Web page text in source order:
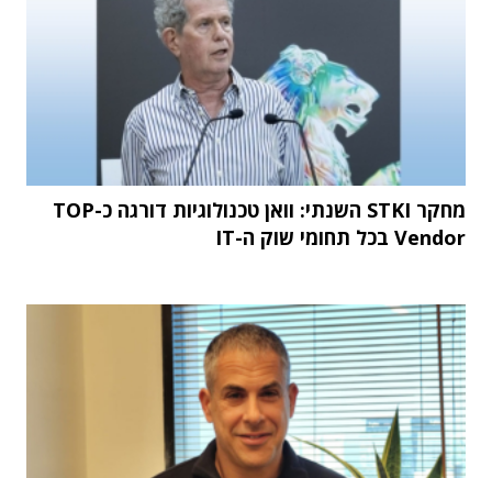
מחקר STKI השנתי: וואן טכנולוגיות דורגה כ-TOP
Vendor בכל תחומי שוק ה-IT